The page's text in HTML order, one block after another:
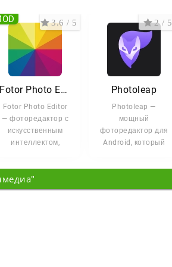
Fotor Photo Editor
Fotor Photo Editor
— фоторедактор с
искусственным
интеллектом,
обычные снимки в
3.6 / 5
Photoleap
Photoleap —
мощный
фоторедактор для
Android, который
2 / 5